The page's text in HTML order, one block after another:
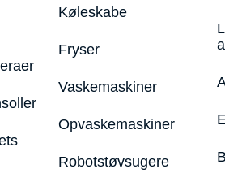
Køleskabe
Fryser
Vaskemaskiner
Opvaskemaskiner
Robotstøvsugere